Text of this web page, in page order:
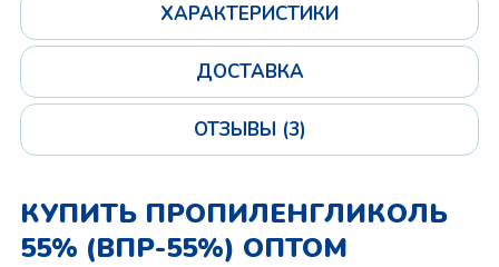
ХАРАКТЕРИСТИКИ
ДОСТАВКА
ОТЗЫВЫ (3)
КУПИТЬ ПРОПИЛЕНГЛИКОЛЬ
55% (ВПР-55%) ОПТОМ